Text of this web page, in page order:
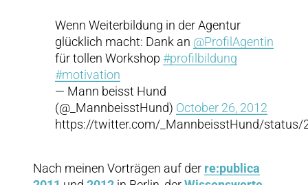
Wenn Weiterbildung in der Agentur
glücklich macht: Dank an @ProfilAgentin
für tollen Workshop #profilbildung
#motivation
— Mann beisst Hund
(@_MannbeisstHund) October 26, 2012
https://twitter.com/_MannbeisstHund/status/
Nach meinen Vorträgen auf der re:publica